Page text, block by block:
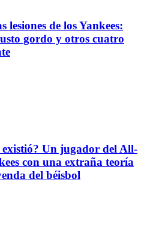
lesiones de los Yankees:
gordo y otros cuatro
Un jugador del All-
con una extraña teoría
del béisbol